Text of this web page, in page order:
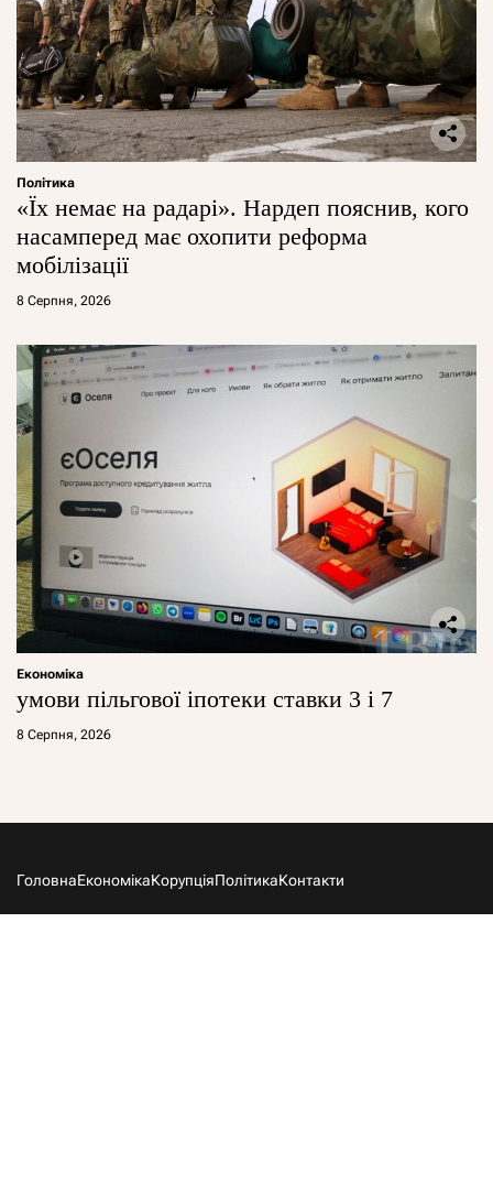
Політика
«Їх немає на радарі». Нардеп пояснив, кого
насамперед має охопити реформа
мобілізації
8 Серпня, 2026
Економіка
умови пільгової іпотеки ставки 3 і 7
8 Серпня, 2026
ГоловнаЕкономікаКорупціяПолітикаКонтакти